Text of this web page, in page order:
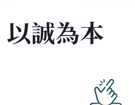
誠為本